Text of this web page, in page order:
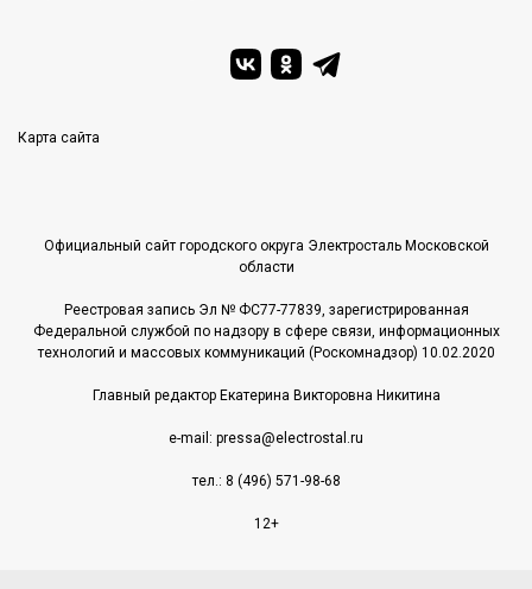
Карта сайта
Официальный сайт городского округа Электросталь Московской
области
Реестровая запись Эл № ФС77-77839, зарегистрированная
Федеральной службой по надзору в сфере связи, информационных
технологий и массовых коммуникаций (Роскомнадзор) 10.02.2020
Главный редактор Екатерина Викторовна Никитина
e-mail: pressa@electrostal.ru
тел.: 8 (496) 571-98-68
12+